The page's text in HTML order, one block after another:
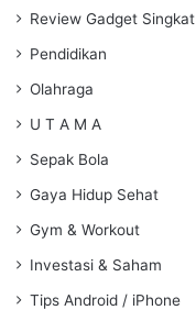
Review Gadget Singkat
Pendidikan
Olahraga
U T A M A
Sepak Bola
Gaya Hidup Sehat
Gym & Workout
Investasi & Saham
Tips Android / iPhone